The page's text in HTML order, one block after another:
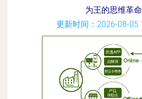
为王的思维革命
更新时间：2026-08-05